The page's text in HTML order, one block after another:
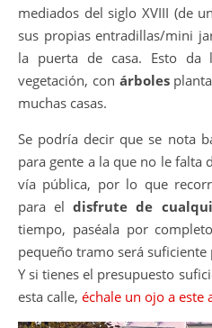
mediados del siglo XVIII (de
sus propias entradillas/mini
la puerta de casa. Esto da
vegetación, con árboles
muchas casas.
Se podría decir que se nota
para gente a la que no le falta
vía pública, por lo que
para eldisfrute de
tiempo, paséala por
pequeño tramo será suficiente
Y si tienes el presupuesto
esta calle, échale un ojo a este